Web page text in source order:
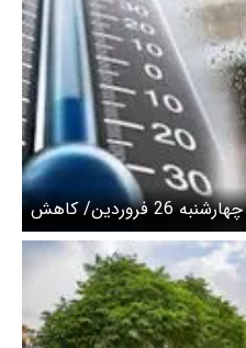
پیش بینی هوای کردستان فردا چهارشنبه 26 فروردین/ کاهش